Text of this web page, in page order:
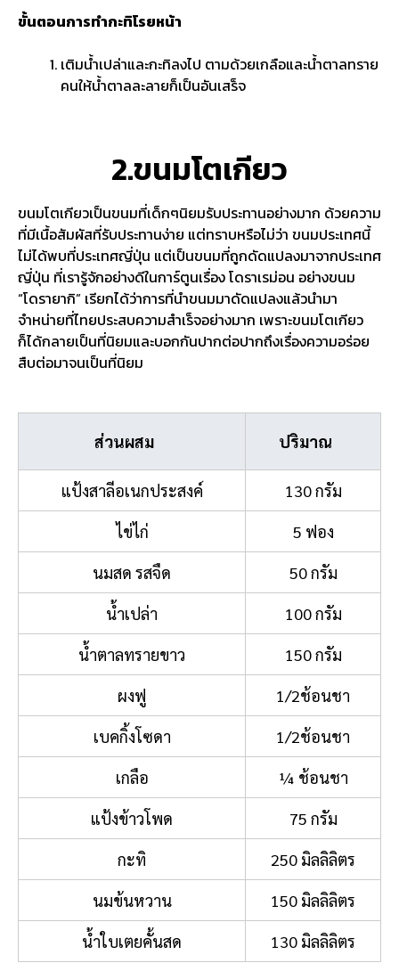
ขั้นตอนการทำกะทิโรยหน้า
เติมน้ำเปล่าและกะทิลงไป ตามด้วยเกลือและน้ำตาลทราย
คนให้น้ำตาลละลายก็เป็นอันเสร็จ
2.ขนมโตเกียว
ขนมโตเกียวเป็นขนมที่เด็กๆนิยมรับประทานอย่างมาก ด้วยความ
ที่มีเนื้อสัมผัสที่รับประทานง่าย แต่ทราบหรือไม่ว่า ขนมประเทศนี้
ไม่ได้พบที่ประเทศญี่ปุ่น แต่เป็นขนมที่ถูกดัดแปลงมาจากประเทศ
ญี่ปุ่น ที่เรารู้จักอย่างดีในการ์ตูนเรื่อง โดราเรม่อน อย่างขนม
“โดรายากิ” เรียกได้ว่าการที่นำขนมมาดัดแปลงแล้วนำมา
จำหน่ายที่ไทยประสบความสำเร็จอย่างมาก เพราะขนมโตเกียว
ก็ได้กลายเป็นที่นิยมและบอกกันปากต่อปากถึงเรื่องความอร่อย
สืบต่อมาจนเป็นที่นิยม
ส่วนผสม ปริมาณ
แป้งสาลีอเนกประสงค์
130 กรัม
ไข่ไก่
5 ฟอง
นมสด รสจืด
50 กรัม
น้ำเปล่า
100 กรัม
น้ำตาลทรายขาว
150 กรัม
ผงฟู
1/2ช้อนชา
เบคกิ้งโซดา
1/2ช้อนชา
เกลือ
¼ ช้อนชา
แป้งข้าวโพด
75 กรัม
กะทิ
250 มิลลิลิตร
นมข้นหวาน
150 มิลลิลิตร
น้ำใบเตยคั้นสด
130 มิลลิลิตร